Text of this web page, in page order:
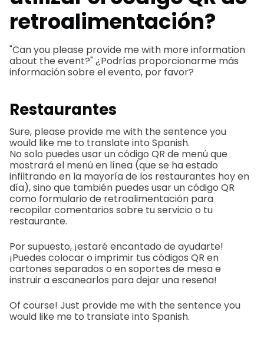
retroalimentación?
"Can you please provide me with more information
about the event?" ¿Podrías proporcionarme más
información sobre el evento, por favor?
Restaurantes
Sure, please provide me with the sentence you
would like me to translate into Spanish.
No solo puedes usar un código QR de menú que
mostrará el menú en línea (que se ha estado
infiltrando en la mayoría de los restaurantes hoy en
día), sino que también puedes usar un código QR
como formulario de retroalimentación para
recopilar comentarios sobre tu servicio o tu
restaurante.
Por supuesto, ¡estaré encantado de ayudarte!
¡Puedes colocar o imprimir tus códigos QR en
cartones separados o en soportes de mesa e
instruir a escanearlos para dejar una reseña!
Of course! Just provide me with the sentence you
would like me to translate into Spanish.